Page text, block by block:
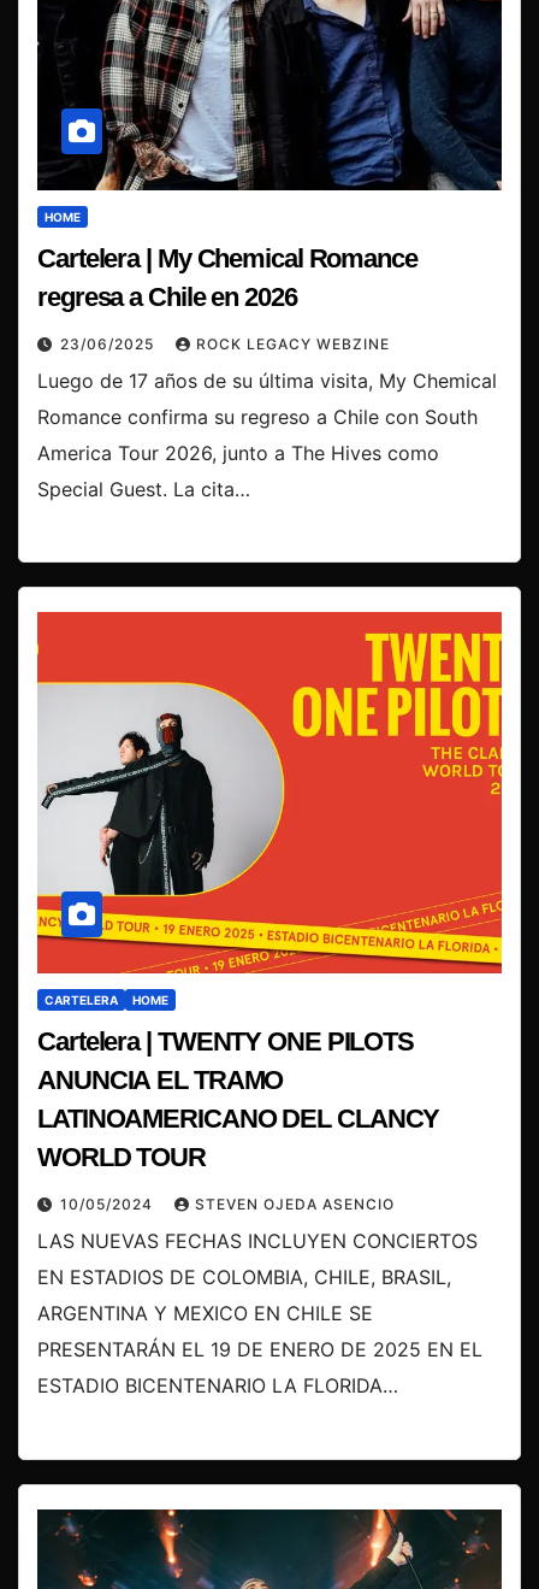
HOME
Cartelera | My Chemical Romance
regresa a Chile en 2026
23/06/2025 ROCK LEGACY WEBZINE
Luego de 17 años de su última visita, My Chemical
Romance confirma su regreso a Chile con South
America Tour 2026, junto a The Hives como
Special Guest. La cita…
CARTELERA HOME
Cartelera | TWENTY ONE PILOTS
ANUNCIA EL TRAMO
LATINOAMERICANO DEL CLANCY
WORLD TOUR
10/05/2024 STEVEN OJEDA ASENCIO
LAS NUEVAS FECHAS INCLUYEN CONCIERTOS
EN ESTADIOS DE COLOMBIA, CHILE, BRASIL,
ARGENTINA Y MEXICO EN CHILE SE
PRESENTARÁN EL 19 DE ENERO DE 2025 EN EL
ESTADIO BICENTENARIO LA FLORIDA…